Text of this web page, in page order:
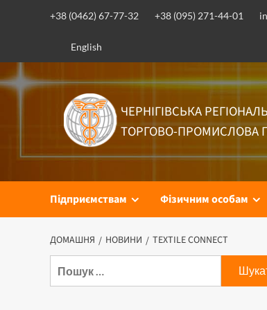
+38 (0462) 67-77-32 +38 (095) 271-44-01
English
ЧЕРНІГІВСЬКА
ТОРГОВО-ПРОМИСЛОВА
Підприємствам Фізичним особам
ДОМАШНЯ НОВИНИ TEXTILE СONNECT